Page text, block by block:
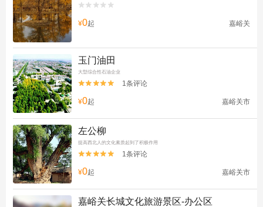


¥0起 嘉峪关
玉门油田
大型综合性石油企业

 1条评论
¥0起 嘉峪关市
左公柳
提高西北人的文化素质起到了积极作用

 1条评论
¥0起 嘉峪关市
嘉峪关长城文化旅游景区-办公区